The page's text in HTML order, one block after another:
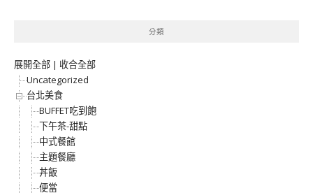
分類
展開全部 | 收合全部
Uncategorized
台北美食
BUFFET吃到飽
下午茶-甜點
中式餐館
主題餐廳
丼飯
便當